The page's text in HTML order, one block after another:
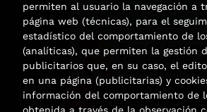
Esta actividad ha
para la
permiten al usuario la navegación a
página web (técnicas), para el
estadístico del comportamiento de
(analíticas), que permiten la gestión
publicitarios que, en su caso, el
en una página (publicitarias) y
información del comportamiento de